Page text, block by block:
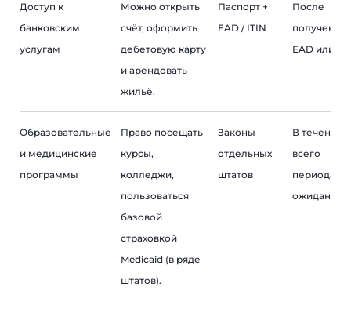
Доступ к
банковским
услугам
Можно открыть
счёт, оформить
дебетовую карту
и арендовать
жильё.
Паспорт +
EAD / ITIN
После
получения
EAD или
Образовательные
и медицинские
программы
Право посещать
курсы,
колледжи,
пользоваться
базовой
страховкой
Medicaid (в ряде
штатов).
Законы
отдельных
штатов
В течение
всего
периода
ожидания